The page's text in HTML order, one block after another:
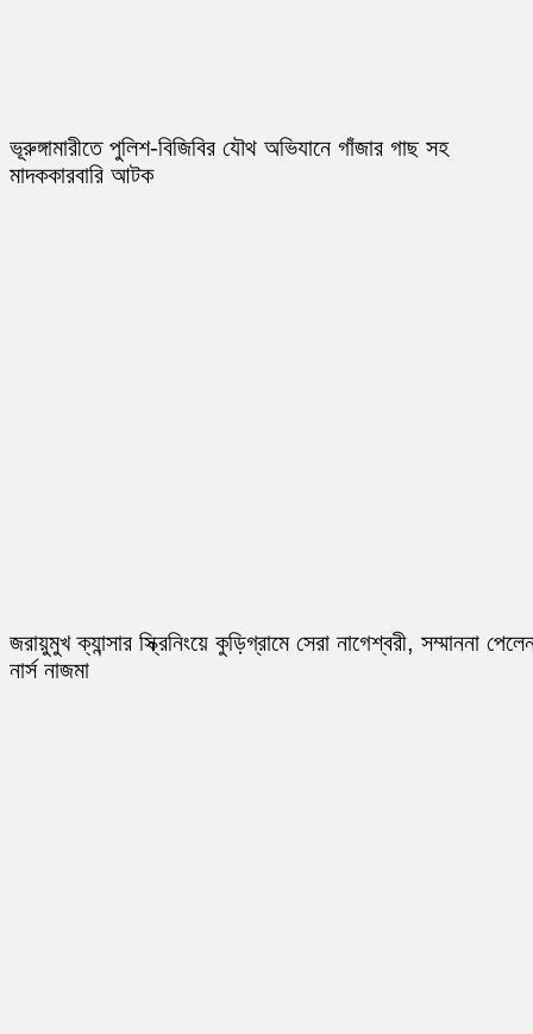
ভূরুঙ্গামারীতে পুলিশ-বিজিবির যৌথ অভিযানে গাঁজার গাছ সহ
মাদককারবারি আটক
জরায়ুমুখ ক্যান্সার স্ক্রিনিংয়ে কুড়িগ্রামে সেরা নাগেশ্বরী, সম্মাননা
নার্স নাজমা